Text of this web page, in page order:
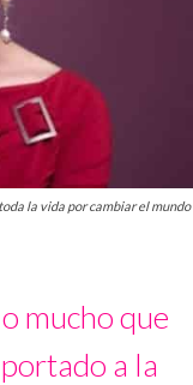
la vida por cambiar el mundo
mucho que
a la